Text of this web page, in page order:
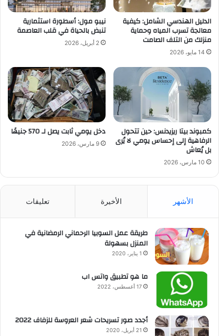
الدليل الهندسي الشامل: كيفية
معالجة تسرب المياه وحماية
منزلك من التلف الصامت
14 مايو، 2026
نيبو مول: أسطورة استثمارية
تنبض بالحياة في قلب العاصمة
2 أبريل، 2026
كمبوند بيتا ريزيدنس: حين تتحول
الرفاهية إلى إحساس يومي لا يُرى
بل يُعاش
10 مارس، 2026
دخل يومي ثابت يصل لـ 570 جنيهًا
9 مارس، 2026
الأشهر الأخيرة تعليقات
طريقة عمل السوبيا الرحماني الرمضانية في
المنزل بسهولة
1 يناير، 2020
ما هو تطبيق واتس اب
17 أغسطس، 2022
أجدد صور تسريحات شعر العروسة للزفاف 2022
21 أبريل، 2020